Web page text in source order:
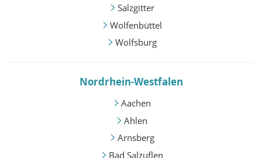
Salzgitter
Wolfenbüttel
Wolfsburg
Nordrhein-Westfalen
Aachen
Ahlen
Arnsberg
Bad Salzuflen